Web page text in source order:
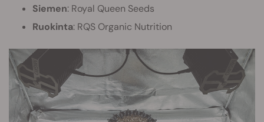
Siemen: Royal Queen Seeds
Ruokinta: RQS Organic Nutrition